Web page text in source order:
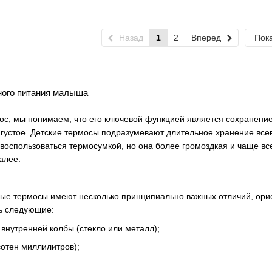
питания малыша
мы понимаем, что его ключевой функцией является
Детские термосы подразумевают длительное хранение
термосумкой, но она более громоздкая и чаще
термосы имеют несколько принципиально важных отличий,
следующие:
колбы (стекло или металл);
миллилитров);
Назад 1 2 Вперед